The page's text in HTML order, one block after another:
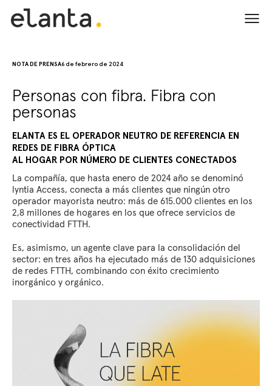
CORAZÓN
EN BOCA
CUÉNTANOS
ENGLISH ESPAÑOL
NOTA DE PRENSA6 de febrero de 2024
Personas con fibra. Fibra con
personas
ELANTA ES EL OPERADOR NEUTRO DE REFERENCIA EN
REDES DE FIBRA ÓPTICA
AL HOGAR POR NÚMERO DE CLIENTES CONECTADOS
La compañía, que hasta enero de 2024 año se denominó
lyntia Access, conecta a más clientes que ningún otro
operador mayorista neutro: más de 615.000 clientes en los
2,8 millones de hogares en los que ofrece servicios de
conectividad FTTH.
Es, asimismo, un agente clave para la consolidación del
sector: en tres años ha ejecutado más de 130 adquisiciones
de redes FTTH, combinando con éxito crecimiento
inorgánico y orgánico.